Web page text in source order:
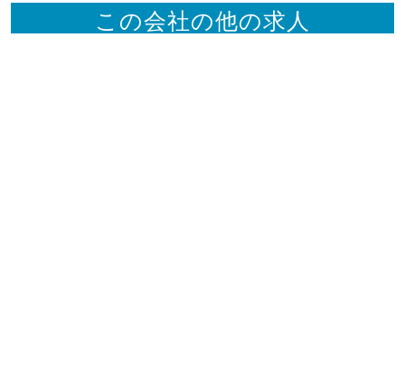
この会社の他の求人